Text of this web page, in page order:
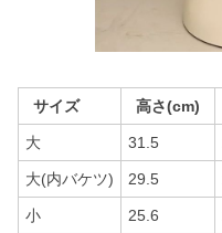
サイズ 高さ(cm)
大 31.5
大(内バケツ) 29.5
小 25.6